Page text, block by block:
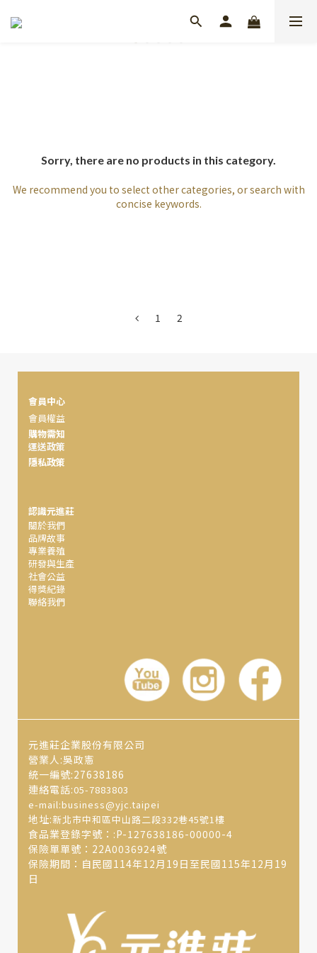
Sorry, there are no products in this category.
We recommend you to select other categories, or search with
concise keywords.
1 2
會員中心
會員權益
購物需知
運送政策
隱私政策
認識元進莊
關於我們
品牌故事
專業養殖
研發與生產
社會公益
得獎紀錄
聯絡我們
元進莊企業股份有限公司
營業人:吳政憲
統一編號:27638186
連絡電話:05-7883803
e-mail:business@yjc.taipei
地址:新北市中和區中山路二段332巷45號1樓
食品業登錄字號：:P-127638186-00000-4
保險單單號：22A0036924號
保險期間：自民國114年12月19日至民國115年12月19
日